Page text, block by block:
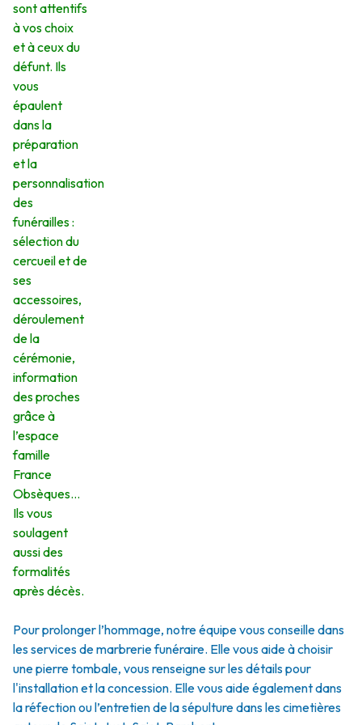
sont attentifs
à vos choix
et à ceux du
défunt. Ils
vous
épaulent
dans la
préparation
et la
personnalisation
des
funérailles :
sélection du
cercueil et de
ses
accessoires,
déroulement
de la
cérémonie,
information
des proches
grâce à
l’espace
famille
France
Obsèques…
Ils vous
soulagent
aussi des
formalités
après décès.
Pour prolonger l’hommage, notre équipe vous conseille dans
les services de marbrerie funéraire. Elle vous aide à choisir
une pierre tombale, vous renseigne sur les détails pour
l'installation et la concession. Elle vous aide également dans
la réfection ou l’entretien de la sépulture dans les cimetières